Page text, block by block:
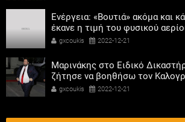
Ενέργεια: «Βουτιά» ακόμα και
έκανε η τιμή του φυσικού
gxcoukis 2022-12-21
Μαρινάκης στο Ειδικό
ζήτησε να βοηθήσω τον
αποκτήσει σταθμό ο ΣΥΡΙΖΑ
gxcoukis 2022-12-21